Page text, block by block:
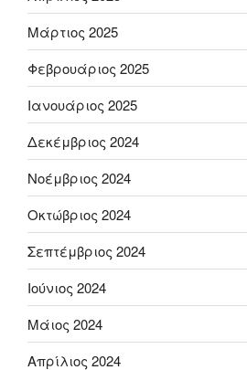
Μάρτιος 2025
Φεβρουάριος 2025
Ιανουάριος 2025
Δεκέμβριος 2024
Νοέμβριος 2024
Οκτώβριος 2024
Σεπτέμβριος 2024
Ιούνιος 2024
Μάιος 2024
Απρίλιος 2024